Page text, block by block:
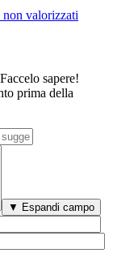
non valorizzati
sapere!
prima della
▼ Espandi campo